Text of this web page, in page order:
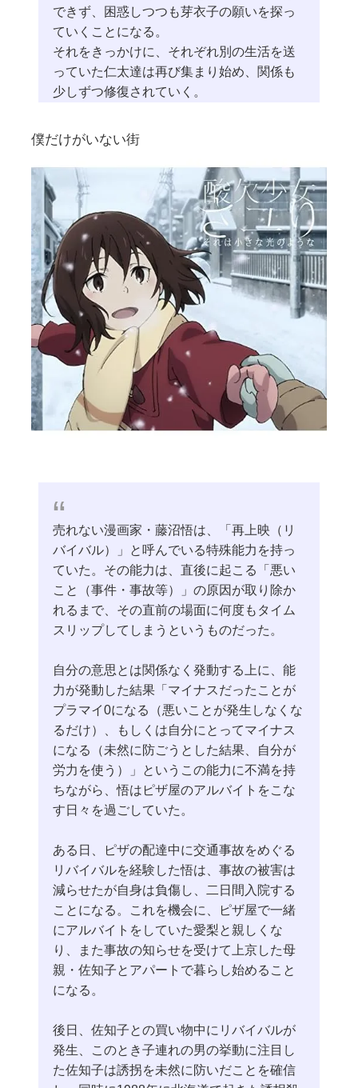
できず、困惑しつつも芽衣子の願いを探っ
ていくことになる。
それをきっかけに、それぞれ別の生活を送
っていた仁太達は再び集まり始め、関係も
少しずつ修復されていく。
僕だけがいない街
売れない漫画家・藤沼悟は、「再上映（リ
バイバル）」と呼んでいる特殊能力を持っ
ていた。その能力は、直後に起こる「悪い
こと（事件・事故等）」の原因が取り除か
れるまで、その直前の場面に何度もタイム
スリップしてしまうというものだった。
自分の意思とは関係なく発動する上に、能
力が発動した結果「マイナスだったことが
プラマイ0になる（悪いことが発生しなくな
るだけ）、もしくは自分にとってマイナス
になる（未然に防ごうとした結果、自分が
労力を使う）」というこの能力に不満を持
ちながら、悟はピザ屋のアルバイトをこな
す日々を過ごしていた。
ある日、ピザの配達中に交通事故をめぐる
リバイバルを経験した悟は、事故の被害は
減らせたが自身は負傷し、二日間入院する
ことになる。これを機会に、ピザ屋で一緒
にアルバイトをしていた愛梨と親しくな
り、また事故の知らせを受けて上京した母
親・佐知子とアパートで暮らし始めること
になる。
後日、佐知子との買い物中にリバイバルが
発生、このとき子連れの男の挙動に注目し
た佐知子は誘拐を未然に防いだことを確信